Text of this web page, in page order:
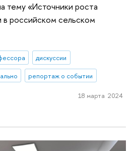
тему «Источники роста
в российском сельском
дискуссии
репортаж о событии
18 марта 2024